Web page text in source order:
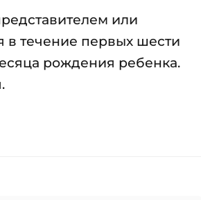
или
течение первых шести
рождения ребенка.